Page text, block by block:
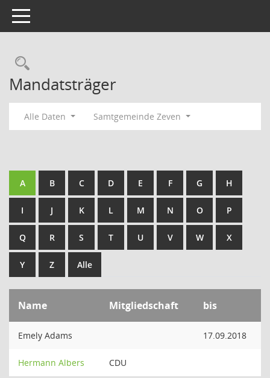
Toggle navigation
Rechercheauswahl
Mandatsträger
Alle Daten Samtgemeinde Zeven
A B C D E F G H
I J K L M N O P
Q R S T U V W X
Y Z Alle
Name Mitgliedschaft bis
Emely Adams 17.09.2018
Hermann Albers CDU